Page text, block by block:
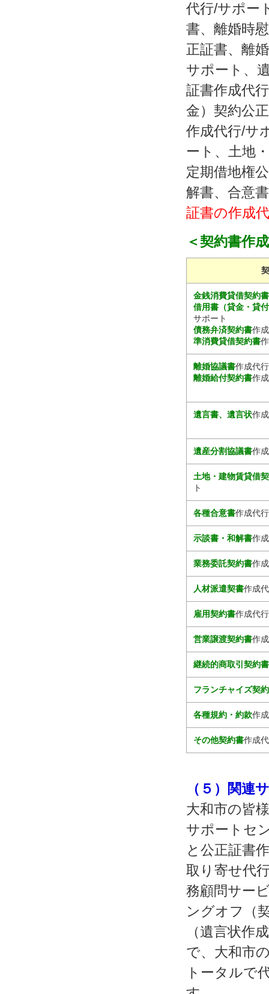
代行/サポー
書、離婚時
正証書、離
サポート、
証書作成代
金）契約公
作成代行/サ
ート、土地
定期借地権
解書、合意
証書の作成
＜契約書作
金銭消費貸借契約書
借用書（貸金・貸
サポート
債務弁済契約書作
準消費貸借契約書
離婚協議書作成代
離婚給付契約書作
遺言書、遺言状作
遺産分割協議書作
土地・建物賃貸借
ト
各種合意書作成代
示談書・和解書作
業務委託契約書作
人材派遣契書作成
雇用契約書作成代
営業譲渡契約書作
継続的商取引契約書
フランチャイズ契
各種規約・約款作
その他契約書作成
（５）関連
大和市の皆
サポートセ
と公正証書
取り寄せ代
務顧問サー
ングオフ（
（遺言状作
で、大和市
トータルで